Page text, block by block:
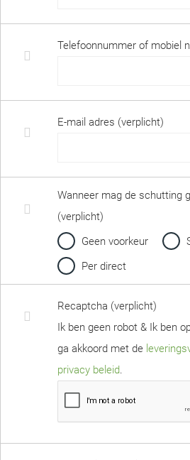
Telefoonnummer of mobiel
E-mail adres (verplicht)
Wanneer mag de schutting
(verplicht)
Geen voorkeur
Per direct
Recaptcha (verplicht)
Ik ben geen robot & Ik ben
ga akkoord met de
privacy beleid.